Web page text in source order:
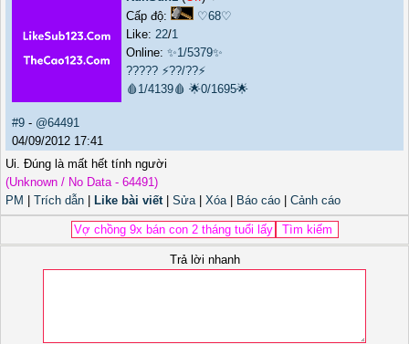
Cấp độ:
♡68♡
Like: 22/1
Online: ✨1/5379✨
????? ⚡??/??⚡
🩸1/4139🩸 🌟0/1695🌟
#9 - @64491
04/09/2012 17:41
Ui. Đúng là mất hết tính người
(Unknown / No Data - 64491)
PM
Trích dẫn Like bài viết| Sửa| Xóa| Báo cáo Cảnh cáo
Trả lời nhanh